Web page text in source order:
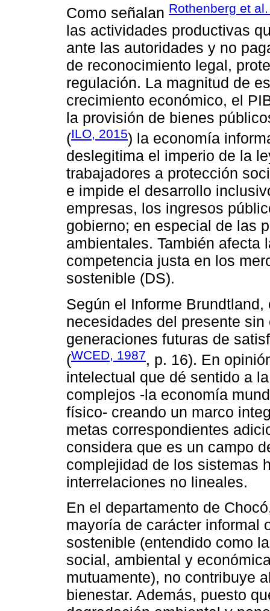
Como señalan Rothenberg et
las actividades productivas
ante las autoridades y no
de reconocimiento legal,
regulación. La magnitud de
crecimiento económico, el
la provisión de bienes
(ILO, 2015) la economía
deslegitima el imperio de la
trabajadores a protección
e impide el desarrollo
empresas, los ingresos
gobierno; en especial de las
ambientales. También
competencia justa en los
sostenible (DS).
Según el Informe
necesidades del presente
generaciones futuras de
(WCED, 1987, p. 16). En
intelectual que dé sentido a
complejos -la economía
físico- creando un marco
metas correspondientes
considera que es un campo
complejidad de los sistemas
interrelaciones no lineales.
En el departamento de
mayoría de carácter informal
sostenible (entendido como
social, ambiental y
mutuamente), no contribuye
bienestar. Además, puesto